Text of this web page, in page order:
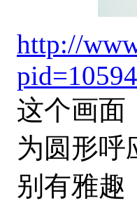
http://
这个画面
为圆形呼
别有雅趣